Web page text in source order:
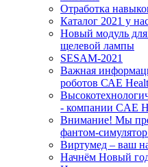
Отработка
Каталог 2021 у
Новый модуль для
щелевой лампы
SESAM-2021
Важная
роботов САЕ
- компании CAE
Внимание! Мы
фантом-
Виртумед – ваш
Начнём Новый